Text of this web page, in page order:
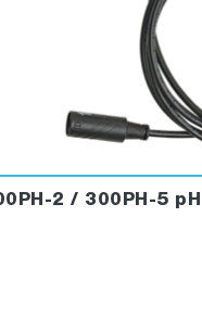
2 / 300PH-5